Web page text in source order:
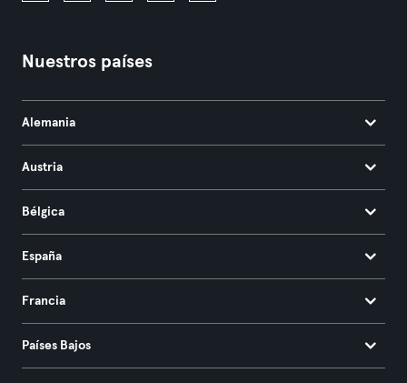
Nuestros países
Alemania
Austria
Bélgica
España
Francia
Países Bajos